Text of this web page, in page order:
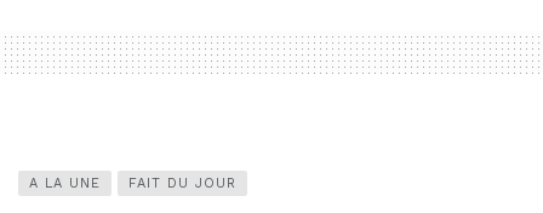
A LA UNE FAIT DU JOUR